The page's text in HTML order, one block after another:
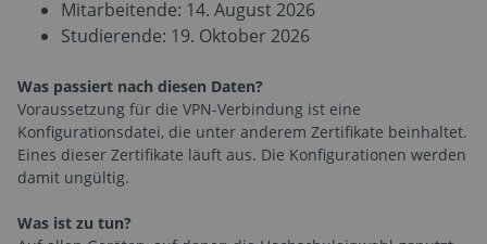
Mitarbeitende: 14. August 2026
Studierende: 19. Oktober 2026
Was passiert nach diesen Daten?
Voraussetzung für die VPN-Verbindung ist eine
Konfigurationsdatei, die unter anderem Zertifikate beinhaltet.
Eines dieser Zertifikate läuft aus. Die Konfigurationen werden
damit ungültig.
Was ist zu tun?